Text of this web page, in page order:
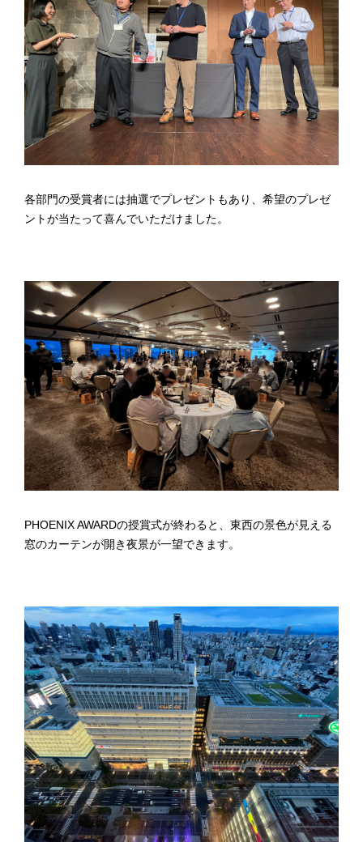
各部門の受賞者には抽選でプレゼントもあり、希望のプレゼ
ントが当たって喜んでいただけました。
PHOENIX AWARDの授賞式が終わると、東西の景色が見える
窓のカーテンが開き夜景が一望できます。